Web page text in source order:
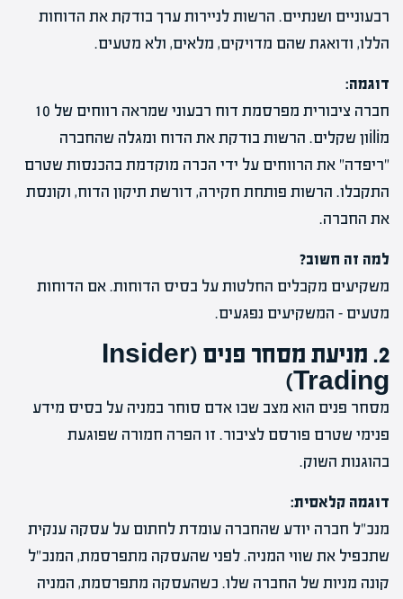
רבעוניים ושנתיים. הרשות לניירות ערך בודקת את הדוחות
הללו, ודואגת שהם מדויקים, מלאים, ולא מטעים.
דוגמה:
חברה ציבורית מפרסמת דוח רבעוני שמראה רווחים של 10
מiliון שקלים. הרשות בודקת את הדוח ומגלה שהחברה
"ריפדה" את הרווחים על ידי הכרה מוקדמת בהכנסות שטרם
התקבלו. הרשות פותחת חקירה, דורשת תיקון הדוח, וקונסת
את החברה.
למה זה חשוב?
משקיעים מקבלים החלטות על בסיס הדוחות. אם הדוחות
מטעים – המשקיעים נפגעים.
2. מניעת מסחר פנים (Insider
Trading)
מסחר פנים הוא מצב שבו אדם סוחר במניה על בסיס מידע
פנימי שטרם פורסם לציבור. זו הפרה חמורה שפוגעת
בהוגנות השוק.
דוגמה קלאסית:
מנכ"ל חברה יודע שהחברה עומדת לחתום על עסקה ענקית
שתכפיל את שווי המניה. לפני שהעסקה מתפרסמת, המנכ"ל
קונה מניות של החברה שלו. כשהעסקה מתפרסמת, המניה